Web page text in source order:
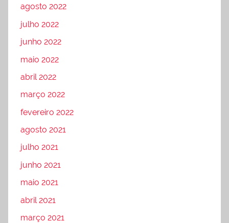
agosto 2022
julho 2022
junho 2022
maio 2022
abril 2022
março 2022
fevereiro 2022
agosto 2021
julho 2021
junho 2021
maio 2021
abril 2021
março 2021